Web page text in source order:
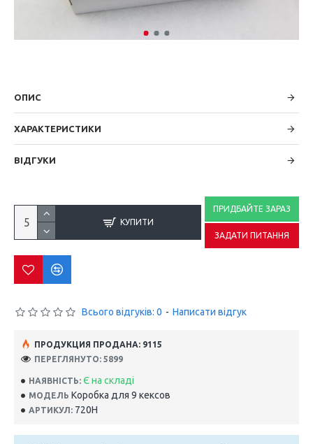
ОПИС
ХАРАКТЕРИСТИКИ
ВІДГУКИ
НАЯВНІСТЬ: Є на складі
МОДЕЛЬ Коробка для 9 кексов
АРТИКУЛ: 720Н
ПРОДУКЦИЯ ПРОДАНА: 9115
ПЕРЕГЛЯНУТО: 5899
Всього відгуків: 0 - Написати відгук
КУПИТИ
ПРИДБАЙТЕ ЗАРАЗ
ЗАДАТИ ПИТАННЯ